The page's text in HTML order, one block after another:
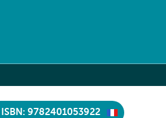
ISBN: 9782401053922